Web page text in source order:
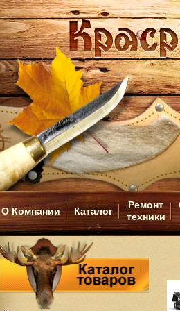
О Компании Каталог
Ремонт
техники